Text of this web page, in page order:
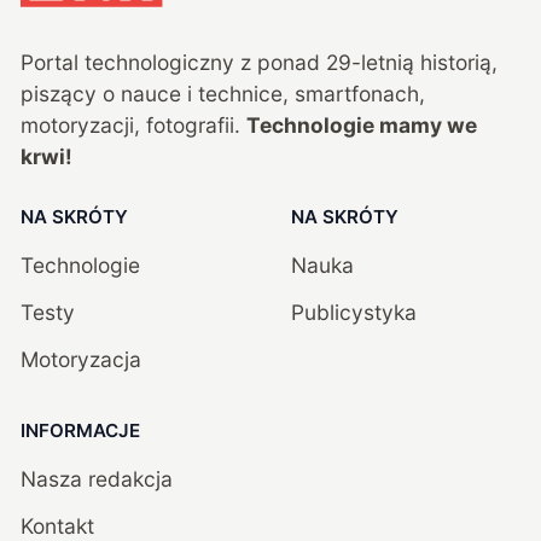
Portal technologiczny z ponad 29-letnią historią,
piszący o nauce i technice, smartfonach,
motoryzacji, fotografii. Technologie mamy we
krwi!
NA SKRÓTY
Technologie
Testy
Motoryzacja
NA SKRÓTY
Nauka
Publicystyka
INFORMACJE
Nasza redakcja
Kontakt